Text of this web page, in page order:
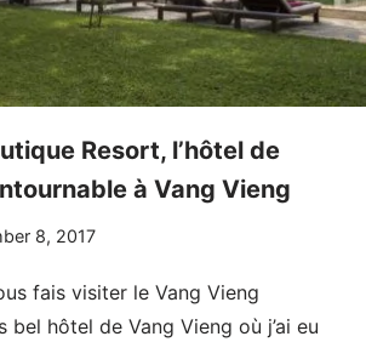
Resort, l’hôtel de
à Vang Vieng
8, 2017
fais visiter le Vang Vieng
bel hôtel de Vang Vieng où j’ai eu